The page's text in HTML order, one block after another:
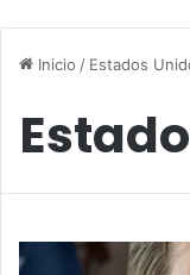
Inicio / Estados